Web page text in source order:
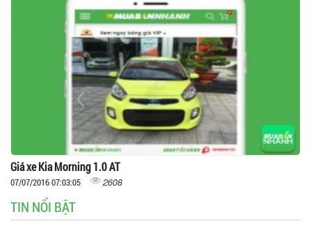
Giá xe Kia Morning 1.0 AT
07/07/2016 07:03:05 2608
TIN NỔI BẬT